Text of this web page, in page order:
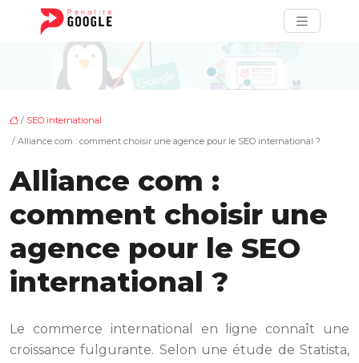
/ SEO international
/ Alliance com : comment choisir une agence pour le SEO international ?
Alliance com :
comment choisir une
agence pour le SEO
international ?
Le commerce international en ligne connaît une
croissance fulgurante. Selon une étude de Statista,